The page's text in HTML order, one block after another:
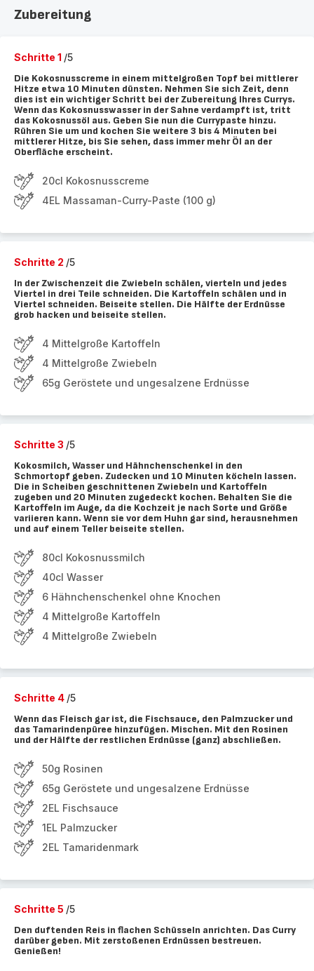
Zubereitung
Schritte 1 /5
Die Kokosnusscreme in einem mittelgroßen Topf bei mittlerer
Hitze etwa 10 Minuten dünsten. Nehmen Sie sich Zeit, denn
dies ist ein wichtiger Schritt bei der Zubereitung Ihres Currys.
Wenn das Kokosnusswasser in der Sahne verdampft ist, tritt
das Kokosnussöl aus. Geben Sie nun die Currypaste hinzu.
Rühren Sie um und kochen Sie weitere 3 bis 4 Minuten bei
mittlerer Hitze, bis Sie sehen, dass immer mehr Öl an der
Oberfläche erscheint.
20cl Kokosnusscreme
4EL Massaman-Curry-Paste (100 g)
Schritte 2 /5
In der Zwischenzeit die Zwiebeln schälen, vierteln und jedes
Viertel in drei Teile schneiden. Die Kartoffeln schälen und in
Viertel schneiden. Beiseite stellen. Die Hälfte der Erdnüsse
grob hacken und beiseite stellen.
4 Mittelgroße Kartoffeln
4 Mittelgroße Zwiebeln
65g Geröstete und ungesalzene Erdnüsse
Schritte 3 /5
Kokosmilch, Wasser und Hähnchenschenkel in den
Schmortopf geben. Zudecken und 10 Minuten köcheln lassen.
Die in Scheiben geschnittenen Zwiebeln und Kartoffeln
zugeben und 20 Minuten zugedeckt kochen. Behalten Sie die
Kartoffeln im Auge, da die Kochzeit je nach Sorte und Größe
variieren kann. Wenn sie vor dem Huhn gar sind, herausnehmen
und auf einem Teller beiseite stellen.
80cl Kokosnussmilch
40cl Wasser
6 Hähnchenschenkel ohne Knochen
4 Mittelgroße Kartoffeln
4 Mittelgroße Zwiebeln
Schritte 4 /5
Wenn das Fleisch gar ist, die Fischsauce, den Palmzucker und
das Tamarindenpüree hinzufügen. Mischen. Mit den Rosinen
und der Hälfte der restlichen Erdnüsse (ganz) abschließen.
50g Rosinen
65g Geröstete und ungesalzene Erdnüsse
2EL Fischsauce
1EL Palmzucker
2EL Tamaridenmark
Schritte 5 /5
Den duftenden Reis in flachen Schüsseln anrichten. Das Curry
darüber geben. Mit zerstoßenen Erdnüssen bestreuen.
Genießen!